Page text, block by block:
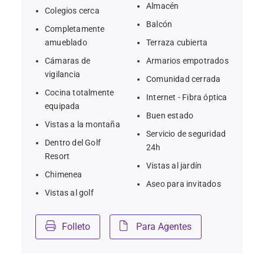
- Jardín privado de unos 60 m²
- Cocina totalmente equipada y salón-comedor de
concepto abierto
- Garaje privado y acceso a piscina comunitaria
- Comunidad cerrada cerca del Colegio Internacional de
Sotogrande y SO/ Hotel & Spa
- Ideal para familias o profesionales que buscan
Colegios cerca
Completamente
amueblado
Cámaras de
vigilancia
Cocina totalmente
equipada
Vistas a la montaña
Dentro del Golf
Resort
Chimenea
Vistas al golf
Almacén
Balcón
Terraza cubierta
Armarios empotrados
Comunidad cerrada
Internet - Fibra óptica
Buen estado
Servicio de seguridad
24h
Vistas al jardín
Aseo para invitados
Folleto Para Agentes